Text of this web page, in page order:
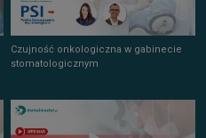
Czujność onkologiczna w gabinecie
stomatologicznym